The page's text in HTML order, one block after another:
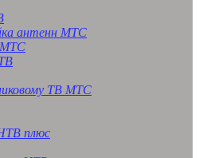
антенн МТС
МТС
ТВ МТС
плюс